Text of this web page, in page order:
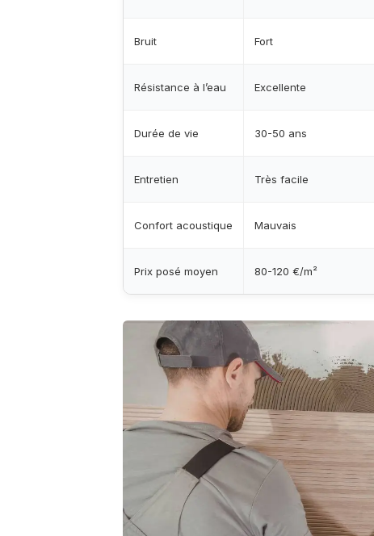
Bruit Fort
Résistance à l’eau Excellente
Durée de vie 30-50 ans
Entretien Très facile
Confort acoustique Mauvais
Prix posé moyen 80-120 €/m²